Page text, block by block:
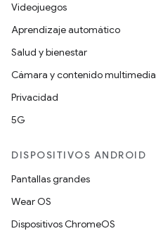
Videojuegos
Aprendizaje automático
Salud y bienestar
Cámara y contenido multimedia
Privacidad
5G
DISPOSITIVOS ANDROID
Pantallas grandes
Wear OS
Dispositivos ChromeOS